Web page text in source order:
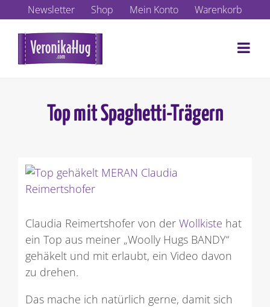
Inhalt
springen
Newsletter Shop Mein Konto Warenkorb
Top mit Spaghetti-Trägern
Zeige
grösseres
Claudia Reimertshofer von der Wollkiste hat
ein Top aus meiner „Woolly Hugs BANDY“
gehäkelt und mit erlaubt, ein Video davon
zu drehen.
Das mache ich natürlich gerne, damit sich